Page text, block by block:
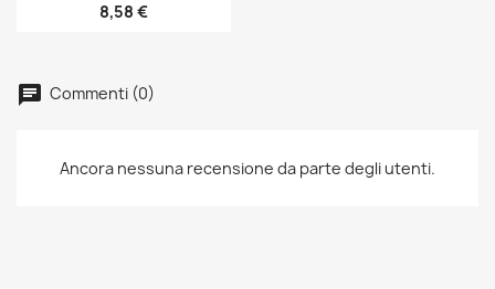
Aggiungi alla lista dei desideri
Crea lista dei desideri
Nome lista dei desideri
Annulla Crea lista dei desideri
Accedi
prodotti nella tua lista dei desideri.
Annulla Accedi
8,58 €
Commenti (0)
Ancora nessuna recensione da parte degli utenti.